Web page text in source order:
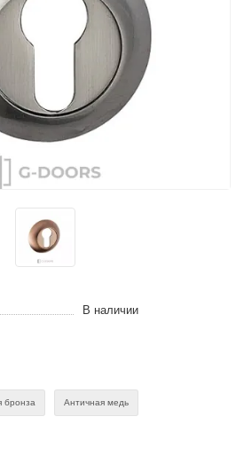
В наличии
бронза Античная медь